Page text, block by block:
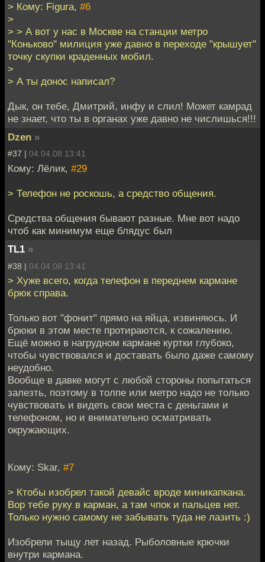
> Кому: Figura, #6
>
> > А вот у нас в Москве на станции метро
"Коньково" милиция уже давно в переходе "крышует"
точку скупки краденных мобил.
>
> А ты донос написал?
Дык, он тебе, Дмитрий, инфу и слил! Может камрад
не знает, что ты в органах уже давно не числишься!!!
Dzen »
#37 | 04.04.08 13:41
Кому: Лёлик, #29
> Телефон не роскошь, а средство общения.
Средства общения бывают разные. Мне вот надо
чтоб как минимум еще блядус был
TL1 »
#38 | 04.04.08 13:41
> Хуже всего, когда телефон в переднем кармане
брюк справа.
Только вот "фонит" прямо на яйца, извиняюсь. И
брюки в этом месте протираются, к сожалению.
Ещё можно в нагрудном кармане куртки глубоко,
чтобы чувствовался и доставать было даже самому
неудобно.
Вообще в давке могут с любой стороны попытаться
залезть, поэтому в толпе или метро надо не только
чувствовать и видеть свои места с деньгами и
телефоном, но и внимательно осматривать
окружающих.
Кому: Skar, #7
> Ктобы изобрел такой девайс вроде миникапкана.
Вор тебе руку в карман, а там чпок и пальцев нет.
Только нужно самому не забывать туда не лазить :)
Изобрели тыщу лет назад. Рыболовные крючки
внутри кармана.